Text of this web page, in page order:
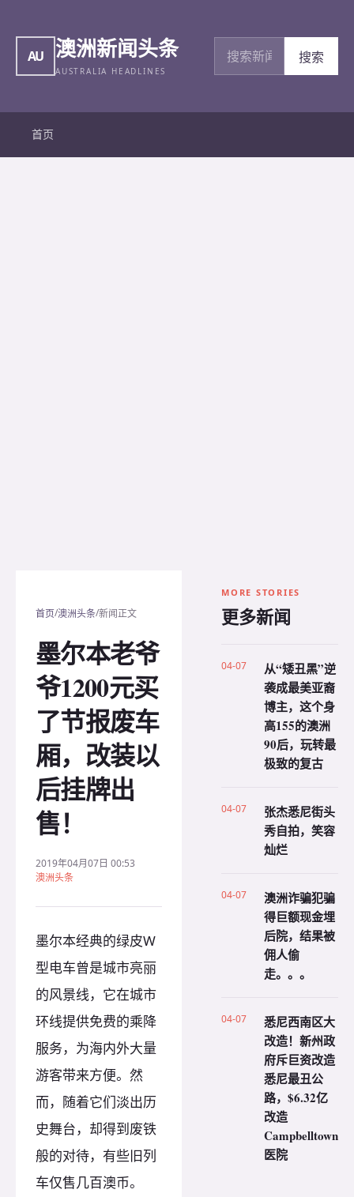
AU 澳洲新闻头条
AUSTRALIA HEADLINES
搜索新闻
搜索
首页
首页/澳洲头条/新闻正文
墨尔本老爷
爷1200元买
了节报废车
厢，改装以
后挂牌出
售！
2019年04月07日 00:53
澳洲头条
墨尔本经典的绿皮W
型电车曾是城市亮丽
的风景线，它在城市
环线提供免费的乘降
服务，为海内外大量
游客带来方便。然
而，随着它们淡出历
史舞台，却得到废铁
般的对待，有些旧列
车仅售几百澳币。
MORE STORIES
更多新闻
04-07
从“矮丑黑”逆
袭成最美亚裔
博主，这个身
高155的澳洲
90后，玩转最
极致的复古
04-07
张杰悉尼街头
秀自拍，笑容
灿烂
04-07
澳洲诈骗犯骗
得巨额现金埋
后院，结果被
佣人偷
走。。。
04-07
悉尼西南区大
改造！新州政
府斥巨资改造
悉尼最丑公
路，$6.32亿
改造
Campbelltown
医院